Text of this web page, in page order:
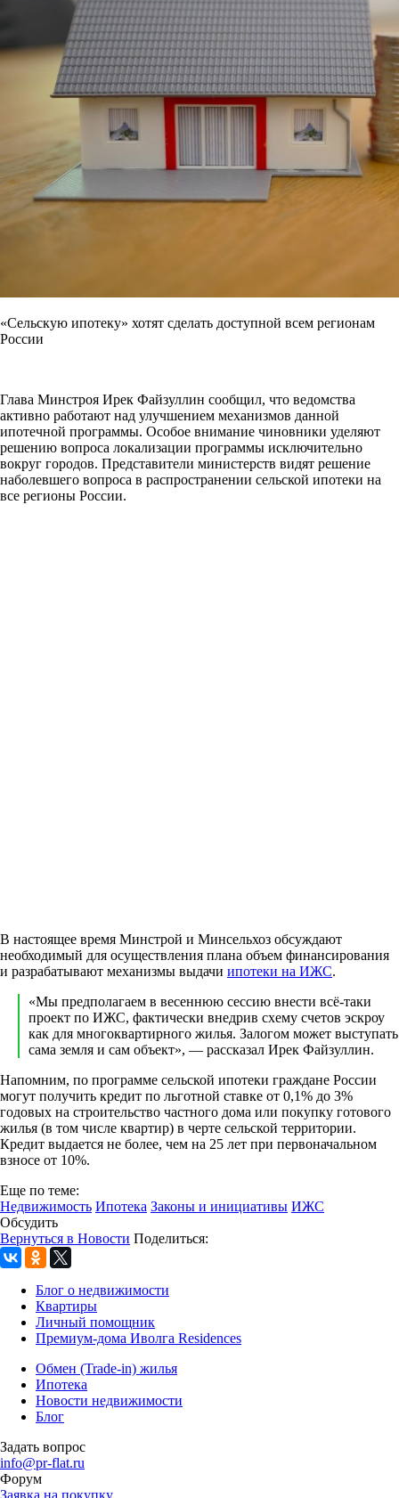
«Сельскую ипотеку» хотят сделать доступной всем регионам
России
Глава Минстроя Ирек Файзуллин сообщил, что ведомства
активно работают над улучшением механизмов данной
ипотечной программы. Особое внимание чиновники уделяют
решению вопроса локализации программы исключительно
вокруг городов. Представители министерств видят решение
наболевшего вопроса в распространении сельской ипотеки на
все регионы России.
В настоящее время Минстрой и Минсельхоз обсуждают
необходимый для осуществления плана объем финансирования
и разрабатывают механизмы выдачи ипотеки на ИЖС.
«Мы предполагаем в весеннюю сессию внести всё-таки
проект по ИЖС, фактически внедрив схему счетов эскроу
как для многоквартирного жилья. Залогом может выступать
сама земля и сам объект», — рассказал Ирек Файзуллин.
Напомним, по программе сельской ипотеки граждане России
могут получить кредит по льготной ставке от 0,1% до 3%
годовых на строительство частного дома или покупку готового
жилья (в том числе квартир) в черте сельской территории.
Кредит выдается не более, чем на 25 лет при первоначальном
взносе от 10%.
Еще по теме:
Недвижимость Ипотека Законы и инициативы ИЖС
Обсудить
Вернуться в Новости Поделиться:
Блог о недвижимости
Квартиры
Личный помощник
Премиум-дома Иволга Residences
Обмен (Trade-in) жилья
Ипотека
Новости недвижимости
Блог
Задать вопрос
info@pr-flat.ru
Форум
Заявка на покупку